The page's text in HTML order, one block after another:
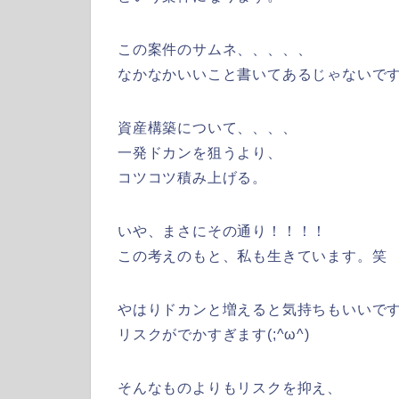
この案件のサムネ、、、、、
なかなかいいこと書いてあるじゃないで
資産構築について、、、、
一発ドカンを狙うより、
コツコツ積み上げる。
いや、まさにその通り！！！！
この考えのもと、私も生きています。笑
やはりドカンと増えると気持ちもいいで
リスクがでかすぎます(;^ω^)
そんなものよりもリスクを抑え、